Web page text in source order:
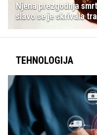
Njena prezgodnja
slavo se je skrivala
TEHNOLOGIJA